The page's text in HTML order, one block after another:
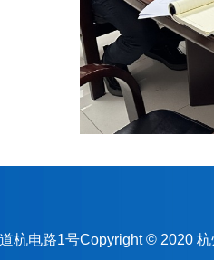
杭电路1号Copyright © 2020